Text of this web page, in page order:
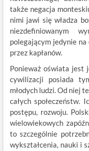
także negacja
nimi jawi się władza
niezdefiniowanym
polegającym jedynie
przez kapłanów.
Ponieważ oświata jest
cywilizacji posiada
młodych ludzi. Od niej
całych społeczeństw.
postępu, rozwoju.
wielowiekowych
to szczególnie
wykształcenia, nauki i